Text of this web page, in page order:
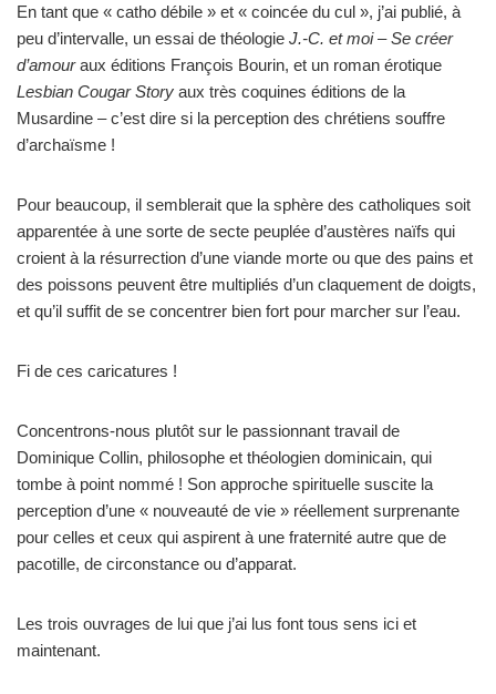
En tant que « catho débile » et « coincée du cul », j’ai publié, à
peu d’intervalle, un essai de théologie J.-C. et moi – Se créer
d’amouraux éditions François Bourin, et un roman érotique
Lesbian Cougar Story aux très coquines éditions de la
Musardine – c’est dire si la perception des chrétiens souffre
d’archaïsme !
Pour beaucoup, il semblerait que la sphère des catholiques soit
apparentée à une sorte de secte peuplée d’austères naïfs qui
croient à la résurrection d’une viande morte ou que des pains et
des poissons peuvent être multipliés d’un claquement de doigts,
et qu’il suffit de se concentrer bien fort pour marcher sur l’eau.
Fi de ces caricatures !
Concentrons-nous plutôt sur le passionnant travail de
Dominique Collin, philosophe et théologien dominicain, qui
tombe à point nommé ! Son approche spirituelle suscite la
perception d’une « nouveauté de vie » réellement surprenante
pour celles et ceux qui aspirent à une fraternité autre que de
pacotille, de circonstance ou d’apparat.
Les trois ouvrages de lui que j’ai lus font tous sens ici et
maintenant.